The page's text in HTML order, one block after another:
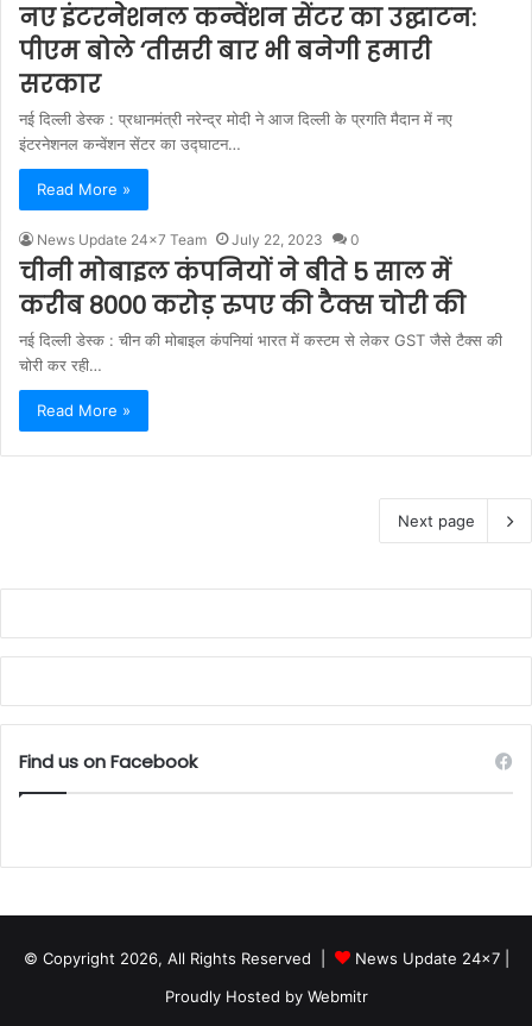
नए इंटरनेशनल कन्वेंशन सेंटर का उद्घाटन:
पीएम बोले ‘तीसरी बार भी बनेगी हमारी
सरकार
नई दिल्ली डेस्क : प्रधानमंत्री नरेन्द्र मोदी ने आज दिल्ली के प्रगति मैदान में नए
इंटरनेशनल कन्वेंशन सेंटर का उद्घाटन…
Read More »
News Update 24x7 Team July 22, 2023 0
चीनी मोबाइल कंपनियों ने बीते 5 साल में
करीब 8000 करोड़ रुपए की टैक्स चोरी की
नई दिल्ली डेस्क : चीन की मोबाइल कंपनियां भारत में कस्टम से लेकर GST जैसे टैक्स की
चोरी कर रही…
Read More »
Next page
Find us on Facebook
© Copyright 2026, All Rights Reserved | News Update 24x7|
Proudly Hosted by Webmitr